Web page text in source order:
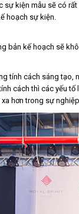
sự kiện mẫu sẽ có
hoạch sự kiện.
bản kế hoạch sẽ
tính cách sáng
cách thì các yếu
hơn trong sự